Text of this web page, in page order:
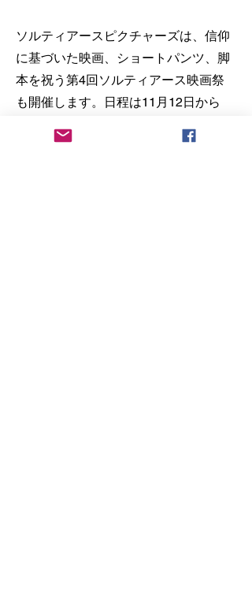
ソルティアースピクチャーズは、信仰
に基づいた映画、ショートパンツ、脚
本を祝う第4回ソルティアース映画祭
も開催します。日程は11月12日から
チャルイベントに作品を提出できま